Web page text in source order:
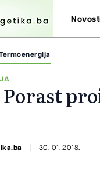
30. 01. 2018.